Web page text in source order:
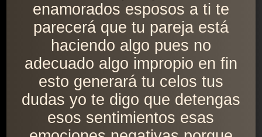
enamorados esposos a ti te
parecerá que tu pareja está
haciendo algo pues no
adecuado algo impropio en fin
esto generará tu celos tus
dudas yo te digo que detengas
esos sentimientos esas